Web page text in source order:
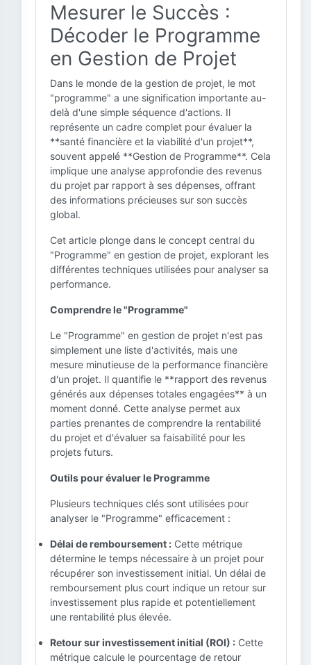
Mesurer le Succès :
Décoder le Programme
en Gestion de Projet
Dans le monde de la gestion de projet, le mot
"programme" a une signification importante au-
delà d'une simple séquence d'actions. Il
représente un cadre complet pour évaluer la
**santé financière et la viabilité d'un projet**,
souvent appelé **Gestion de Programme**. Cela
implique une analyse approfondie des revenus
du projet par rapport à ses dépenses, offrant
des informations précieuses sur son succès
global.
Cet article plonge dans le concept central du
"Programme" en gestion de projet, explorant les
différentes techniques utilisées pour analyser sa
performance.
Comprendre le "Programme"
Le "Programme" en gestion de projet n'est pas
simplement une liste d'activités, mais une
mesure minutieuse de la performance financière
d'un projet. Il quantifie le **rapport des revenus
générés aux dépenses totales engagées** à un
moment donné. Cette analyse permet aux
parties prenantes de comprendre la rentabilité
du projet et d'évaluer sa faisabilité pour les
projets futurs.
Outils pour évaluer le Programme
Plusieurs techniques clés sont utilisées pour
analyser le "Programme" efficacement :
Délai de remboursement : Cette métrique
détermine le temps nécessaire à un projet pour
récupérer son investissement initial. Un délai de
remboursement plus court indique un retour sur
investissement plus rapide et potentiellement
une rentabilité plus élevée.
Retour sur investissement initial (ROI) : Cette
métrique calcule le pourcentage de retour